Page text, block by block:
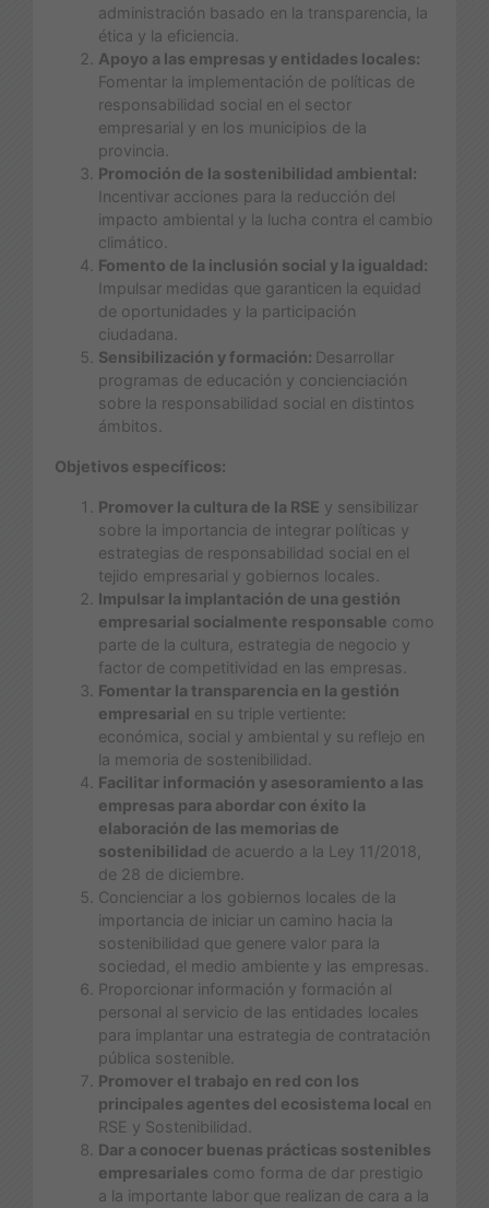
administración basado en la transparencia, la
ética y la eficiencia.
Apoyo a las empresas y entidades locales:
Fomentar la implementación de políticas de
responsabilidad social en el sector
empresarial y en los municipios de la
provincia.
Promoción de la sostenibilidad ambiental:
Incentivar acciones para la reducción del
impacto ambiental y la lucha contra el cambio
climático.
Fomento de la inclusión social y la igualdad:
Impulsar medidas que garanticen la equidad
de oportunidades y la participación
ciudadana.
Sensibilización y formación: Desarrollar
programas de educación y concienciación
sobre la responsabilidad social en distintos
ámbitos.
Objetivos específicos:
Promover la cultura de la RSE y sensibilizar
sobre la importancia de integrar políticas y
estrategias de responsabilidad social en el
tejido empresarial y gobiernos locales.
Impulsar la implantación de una gestión
empresarial socialmente responsable como
parte de la cultura, estrategia de negocio y
factor de competitividad en las empresas.
Fomentar la transparencia en la gestión
empresarial en su triple vertiente:
económica, social y ambiental y su reflejo en
la memoria de sostenibilidad.
Facilitar información y asesoramiento a las
empresas para abordar con éxito la
elaboración de las memorias de
sostenibilidad de acuerdo a la Ley 11/2018,
de 28 de diciembre.
Concienciar a los gobiernos locales de la
importancia de iniciar un camino hacia la
sostenibilidad que genere valor para la
sociedad, el medio ambiente y las empresas.
Proporcionar información y formación al
personal al servicio de las entidades locales
para implantar una estrategia de contratación
pública sostenible.
Promover el trabajo en red con los
principales agentes del ecosistema local en
RSE y Sostenibilidad.
Dar a conocer buenas prácticas sostenibles
empresariales como forma de dar prestigio
a la importante labor que realizan de cara a la